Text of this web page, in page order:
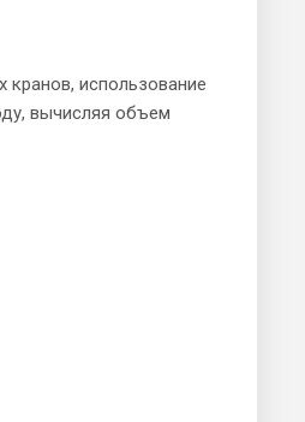
использование
вычисляя объем